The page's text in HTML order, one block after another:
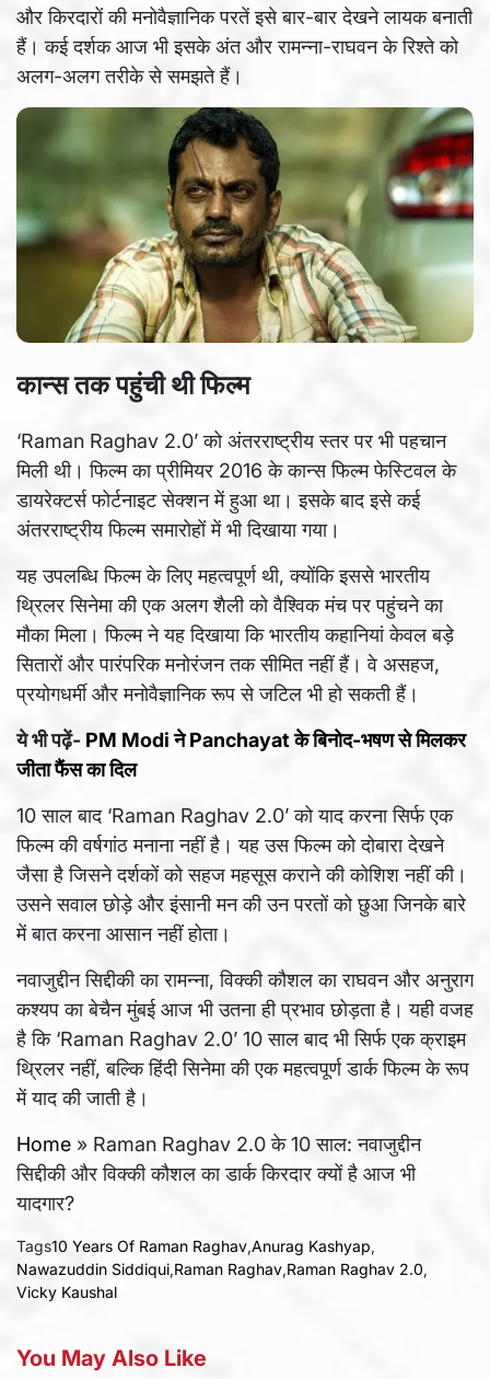
और किरदारों की मनोवैज्ञानिक परतें इसे बार-बार देखने लायक बनाती
हैं। कई दर्शक आज भी इसके अंत और रामन्ना-राघवन के रिश्ते को
अलग-अलग तरीके से समझते हैं।
कान्स तक पहुंची थी फिल्म
‘Raman Raghav 2.0’ को अंतरराष्ट्रीय स्तर पर भी पहचान
मिली थी। फिल्म का प्रीमियर 2016 के कान्स फिल्म फेस्टिवल के
डायरेक्टर्स फोर्टनाइट सेक्शन में हुआ था। इसके बाद इसे कई
अंतरराष्ट्रीय फिल्म समारोहों में भी दिखाया गया।
यह उपलब्धि फिल्म के लिए महत्वपूर्ण थी, क्योंकि इससे भारतीय
थ्रिलर सिनेमा की एक अलग शैली को वैश्विक मंच पर पहुंचने का
मौका मिला। फिल्म ने यह दिखाया कि भारतीय कहानियां केवल बड़े
सितारों और पारंपरिक मनोरंजन तक सीमित नहीं हैं। वे असहज,
प्रयोगधर्मी और मनोवैज्ञानिक रूप से जटिल भी हो सकती हैं।
ये भी पढ़ें- PM Modi ने Panchayat के बिनोद-भषण से मिलकर
जीता फैंस का दिल
10 साल बाद ‘Raman Raghav 2.0’ को याद करना सिर्फ एक
फिल्म की वर्षगांठ मनाना नहीं है। यह उस फिल्म को दोबारा देखने
जैसा है जिसने दर्शकों को सहज महसूस कराने की कोशिश नहीं की।
उसने सवाल छोड़े और इंसानी मन की उन परतों को छुआ जिनके बारे
में बात करना आसान नहीं होता।
नवाजुद्दीन सिद्दीकी का रामन्ना, विक्की कौशल का राघवन और अनुराग
कश्यप का बेचैन मुंबई आज भी उतना ही प्रभाव छोड़ता है। यही वजह
है कि ‘Raman Raghav 2.0’ 10 साल बाद भी सिर्फ एक क्राइम
थ्रिलर नहीं, बल्कि हिंदी सिनेमा की एक महत्वपूर्ण डार्क फिल्म के रूप
में याद की जाती है।
Home » Raman Raghav 2.0 के 10 साल: नवाजुद्दीन
सिद्दीकी और विक्की कौशल का डार्क किरदार क्यों है आज भी
यादगार?
Tags10 Years Of Raman Raghav,Anurag Kashyap,
Nawazuddin Siddiqui,Raman Raghav,Raman Raghav 2.0,
Vicky Kaushal
You May Also Like